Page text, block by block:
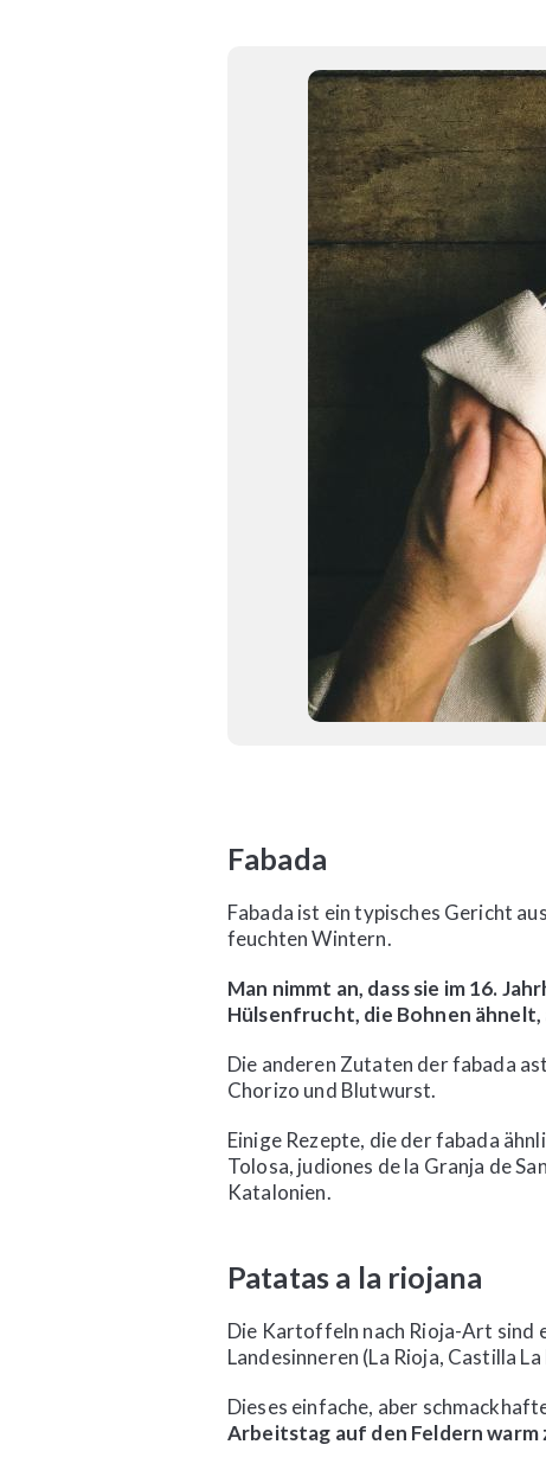
Fabada
Fabada ist ein typisches Gericht
feuchten Wintern.
Man nimmt an, dass sie im 16.
Hülsenfrucht, die Bohnen
Die anderen Zutaten der fabada
Chorizo und Blutwurst.
Einige Rezepte, die der fabada
Tolosa, judiones de la Granja de
Katalonien.
Patatas a la riojana
Die Kartoffeln nach Rioja-Art sind
Landesinneren (La Rioja, Castilla
Dieses einfache, aber
Arbeitstag auf den Feldern warm